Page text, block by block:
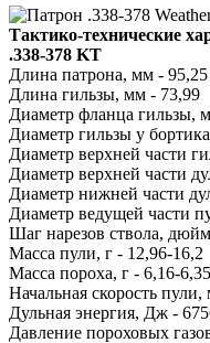
Тактико-технические
.338-378 KT
Длина патрона, мм - 95,25
Длина гильзы, мм - 73,99
Диаметр фланца гильзы,
Диаметр гильзы у
Диаметр верхней части
Диаметр верхней части
Диаметр нижней части
Диаметр ведущей части
Шаг нарезов ствола,
Масса пули, г - 12,96-16,2
Масса пороха, г - 6,16-6,35
Начальная скорость пули,
Дульная энергия, Дж -
Давление пороховых